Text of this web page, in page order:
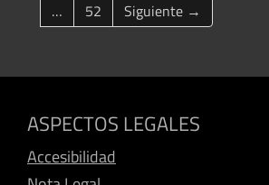
…
52 Siguiente →
ASPECTOS LEGALES
Accesibilidad